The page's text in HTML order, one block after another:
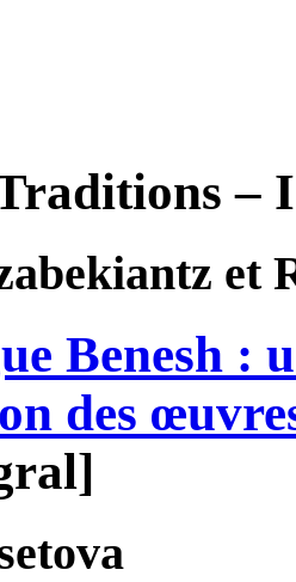
–
et
Benesh :
des